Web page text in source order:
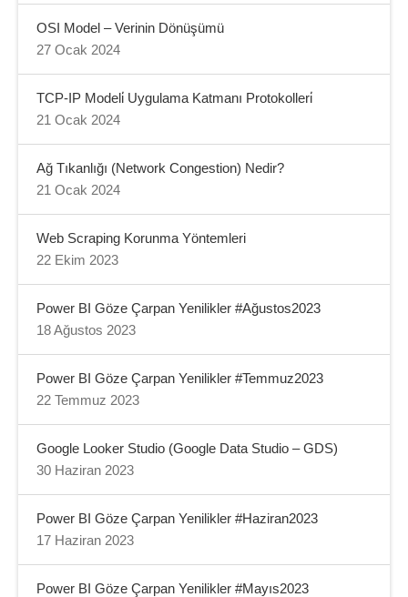
OSI Model – Verinin Dönüşümü
27 Ocak 2024
TCP-IP Modeli̇ Uygulama Katmanı Protokolleri̇
21 Ocak 2024
Ağ Tıkanlığı (Network Congestion) Nedir?
21 Ocak 2024
Web Scraping Korunma Yöntemleri
22 Ekim 2023
Power BI Göze Çarpan Yenilikler #Ağustos2023
18 Ağustos 2023
Power BI Göze Çarpan Yenilikler #Temmuz2023
22 Temmuz 2023
Google Looker Studio (Google Data Studio – GDS)
30 Haziran 2023
Power BI Göze Çarpan Yenilikler #Haziran2023
17 Haziran 2023
Power BI Göze Çarpan Yenilikler #Mayıs2023